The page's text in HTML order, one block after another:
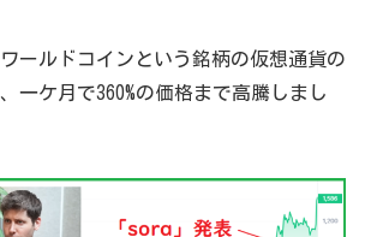
ールドコインという銘柄の仮想通貨の
一ケ月で360%の価格まで高騰しまし